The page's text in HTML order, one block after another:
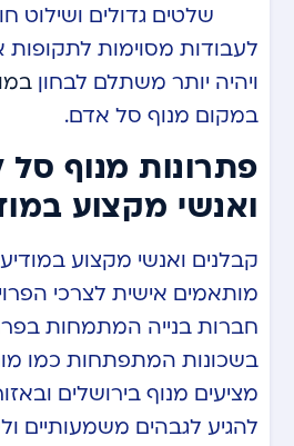
שלטים גדולים ושילוט
לעבודות מסוימות לתקופות
ויהיה יותר משתלם לבחון
במקום מנוף סל אדם.
פתרונות מנוף סל
ואנשי מקצוע
קבלנים ואנשי מקצוע
מותאמים אישית לצרכי
חברות בנייה המתמחות
בשכונות המתפתחות כמו
מציעים מנוף בירושלים
להגיע לגבהים משמעותיים